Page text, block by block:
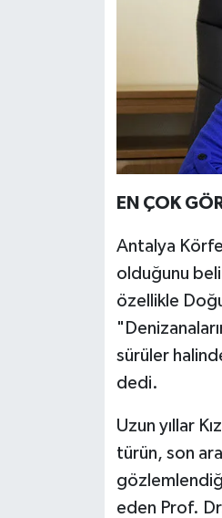
EN ÇOK
Antalya
olduğunu
özellikle
sürüler
dedi.
Uzun yıllar
türün, son
eden Prof.